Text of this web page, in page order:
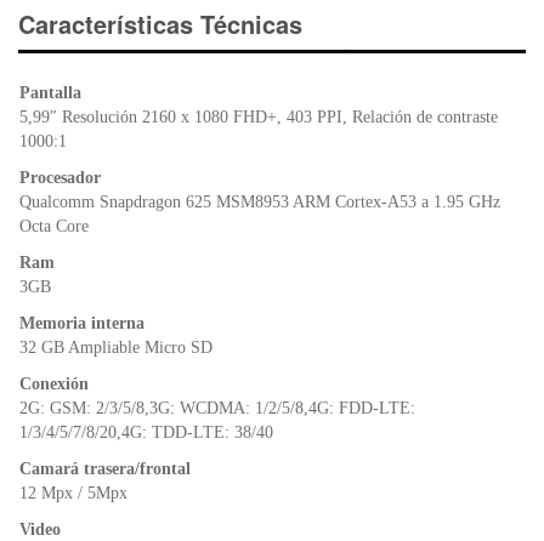
e
b
o
er s
A
p
ri
e
dl
Características Técnicas
Pantalla
5,99″ Resolución 2160 x 1080 FHD+, 403 PPI, Relación de contraste
1000:1
Procesador
Qualcomm Snapdragon 625 MSM8953 ARM Cortex-A53 a 1.95 GHz
Octa Core
Ram
3GB
Memoria interna
32 GB Ampliable Micro SD
Conexión
2G: GSM: 2/3/5/8,3G: WCDMA: 1/2/5/8,4G: FDD-LTE:
1/3/4/5/7/8/20,4G: TDD-LTE: 38/40
Camará trasera/frontal
12 Mpx / 5Mpx
Video